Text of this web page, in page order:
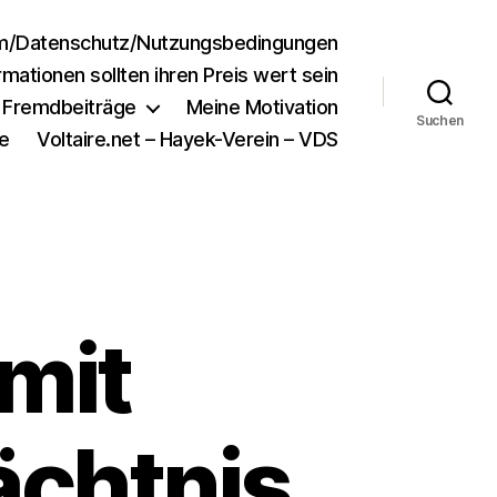
Datenschutz/Nutzungsbedingungen
sollten ihren Preis wert sein
Meine Motivation
Voltaire.net – Hayek-Verein – VDS
Suchen